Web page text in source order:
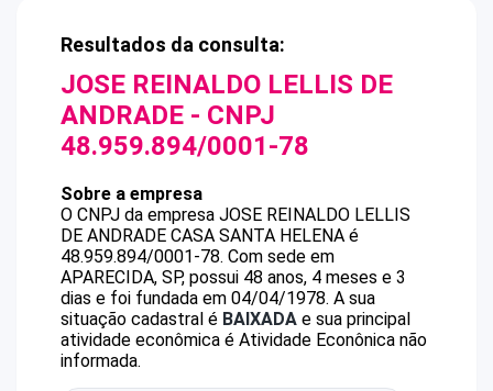
Resultados da consulta:
JOSE REINALDO LELLIS DE
ANDRADE - CNPJ
48.959.894/0001-78
Sobre a empresa
O CNPJ da empresa JOSE REINALDO LELLIS
DE ANDRADE CASA SANTA HELENA é
48.959.894/0001-78. Com sede em
APARECIDA, SP, possui 48 anos, 4 meses e 3
dias e foi fundada em 04/04/1978. A sua
situação cadastral é BAIXADA e sua principal
atividade econômica é Atividade Econônica não
informada.